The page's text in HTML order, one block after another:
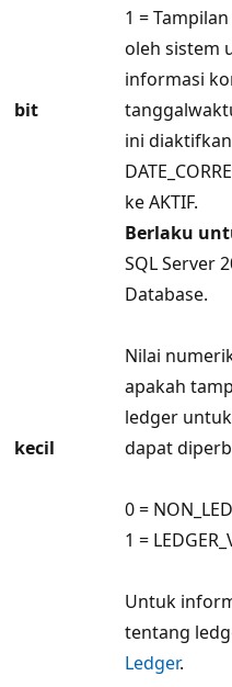
bit
1 =
oleh sistem
informasi
ini
ke AKTIF.
kecil
Berlaku
SQL Server
Database.
Nilai
apakah
ledger
dapat
0 =
1 =
Untuk
tentang
Ledger.